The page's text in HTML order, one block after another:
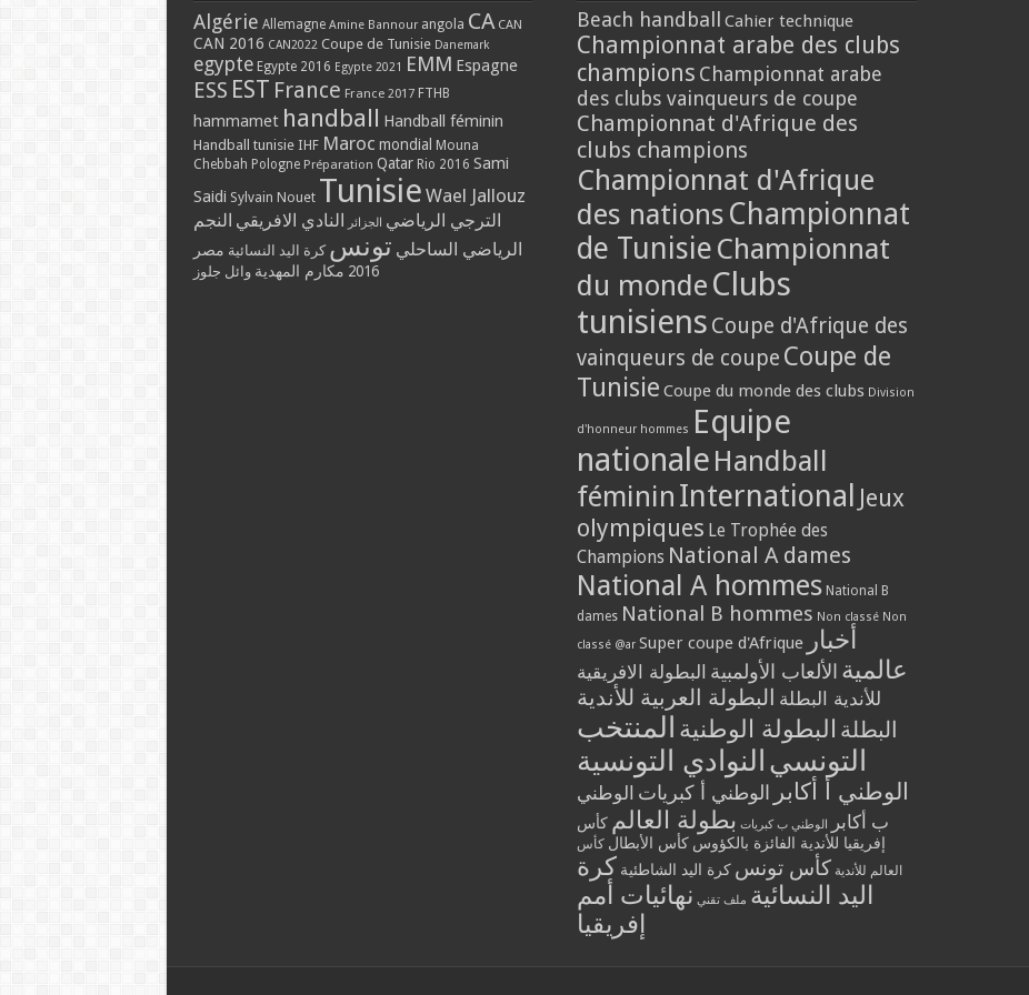
Algérie Allemagne Amine Bannour angola CA CAN
CAN 2016 CAN2022 Coupe de Tunisie Danemark
egypte Egypte 2016 Egypte 2021 EMM Espagne
ESS EST France France 2017 FTHB
hammamet handball Handball féminin
Handball tunisie IHF Maroc mondial Mouna
Chebbah Pologne Préparation Qatar Rio 2016 Sami
Saidi Sylvain Nouet Tunisie Wael Jallouz
الترجي الرياضي الجزائر النادي الافريقي النجم
الرياضي الساحلي تونس كرة اليد النسائية مصر
2016 مكارم المهدية وائل جلوز
Beach handball Cahier technique
Championnat arabe des clubs
champions Championnat arabe
des clubs vainqueurs de coupe
Championnat d'Afrique des
clubs champions
Championnat d'Afrique
des nations Championnat
de Tunisie Championnat
du monde Clubs
tunisiens Coupe d'Afrique des
vainqueurs de coupe Coupe de
Tunisie Coupe du monde des clubs Division
d'honneur hommes Equipe
nationale Handball
féminin International Jeux
olympiques Le Trophée des
Champions National A dames
National A hommes National B
dames National B hommes Non classé Non
classé @ar Super coupe d'Afrique أخبار
عالمية الألعاب الأولمبية البطولة الافريقية
للأندية البطلة البطولة العربية للأندية
البطلة البطولة الوطنية المنتخب
التونسي النوادي التونسية
الوطني أ أكابر الوطني أ كبريات الوطني
ب أكابر
الوطني ب كبريات بطولة العالم كأس
إفريقيا للأندية الفائزة بالكؤوس كأس الأبطال كأس
العالم للأندية كأس تونس كرة اليد الشاطئية كرة
اليد النسائية ملف تقني نهائيات أمم
إفريقيا